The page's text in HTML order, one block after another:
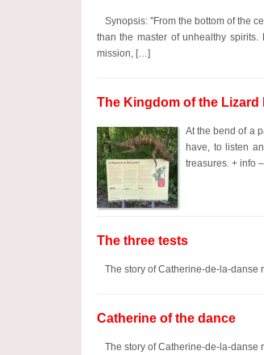
Synopsis: "From the bottom of the
than the master of unhealthy
mission, […]
The Kingdom of the Lizard
At the bend of a
have, to listen
treasures. + info
The three tests
The story of Catherine-de-la-danse
Catherine of the dance
The story of Catherine-de-la-danse